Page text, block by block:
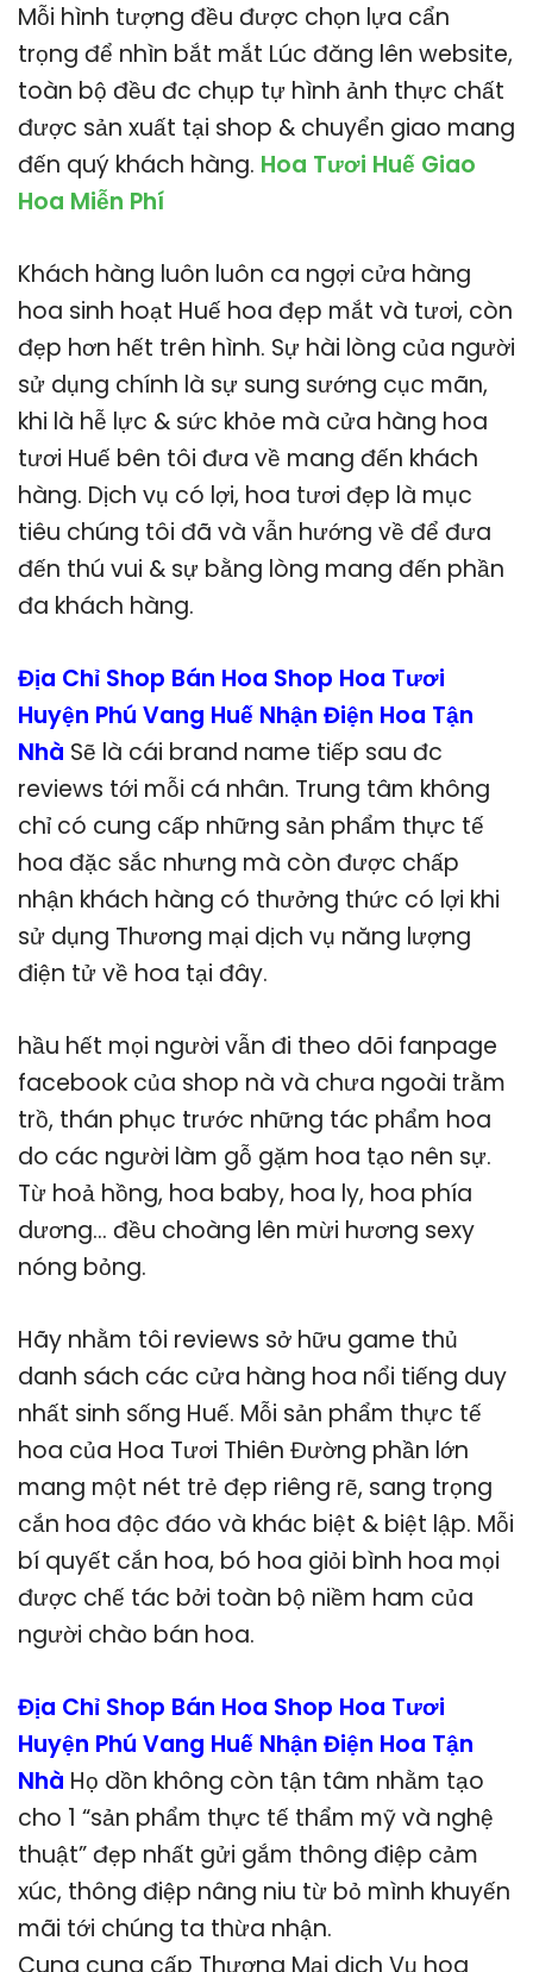
Mỗi hình tượng đều được chọn lựa cẩn
trọng để nhìn bắt mắt Lúc đăng lên website,
toàn bộ đều đc chụp tự hình ảnh thực chất
được sản xuất tại shop & chuyển giao mang
đến quý khách hàng. Hoa Tươi Huế Giao
Hoa Miễn Phí
Khách hàng luôn luôn ca ngợi cửa hàng
hoa sinh hoạt Huế hoa đẹp mắt và tươi, còn
đẹp hơn hết trên hình. Sự hài lòng của người
sử dụng chính là sự sung sướng cục mãn,
khi là hễ lực & sức khỏe mà cửa hàng hoa
tươi Huế bên tôi đưa về mang đến khách
hàng. Dịch vụ có lợi, hoa tươi đẹp là mục
tiêu chúng tôi đã và vẫn hướng về để đưa
đến thú vui & sự bằng lòng mang đến phần
đa khách hàng.
Địa Chỉ Shop Bán Hoa Shop Hoa Tươi
Huyện Phú Vang Huế Nhận Điện Hoa Tận
Nhà Sẽ là cái brand name tiếp sau đc
reviews tới mỗi cá nhân. Trung tâm không
chỉ có cung cấp những sản phẩm thực tế
hoa đặc sắc nhưng mà còn được chấp
nhận khách hàng có thưởng thức có lợi khi
sử dụng Thương mại dịch vụ năng lượng
điện tử về hoa tại đây.
hầu hết mọi người vẫn đi theo dõi fanpage
facebook của shop nà và chưa ngoài trằm
trồ, thán phục trước những tác phẩm hoa
do các người làm gỗ gặm hoa tạo nên sự.
Từ hoả hồng, hoa baby, hoa ly, hoa phía
dương… đều choàng lên mừi hương sexy
nóng bỏng.
Hãy nhằm tôi reviews sở hữu game thủ
danh sách các cửa hàng hoa nổi tiếng duy
nhất sinh sống Huế. Mỗi sản phẩm thực tế
hoa của Hoa Tươi Thiên Đường phần lớn
mang một nét trẻ đẹp riêng rẽ, sang trọng
cắn hoa độc đáo và khác biệt & biệt lập. Mỗi
bí quyết cắn hoa, bó hoa giỏi bình hoa mọi
được chế tác bởi toàn bộ niềm ham của
người chào bán hoa.
Địa Chỉ Shop Bán Hoa Shop Hoa Tươi
Huyện Phú Vang Huế Nhận Điện Hoa Tận
Nhà Họ dồn không còn tận tâm nhằm tạo
cho 1 “sản phẩm thực tế thẩm mỹ và nghệ
thuật” đẹp nhất gửi gắm thông điệp cảm
xúc, thông điệp nâng niu từ bỏ mình khuyến
mãi tới chúng ta thừa nhận.